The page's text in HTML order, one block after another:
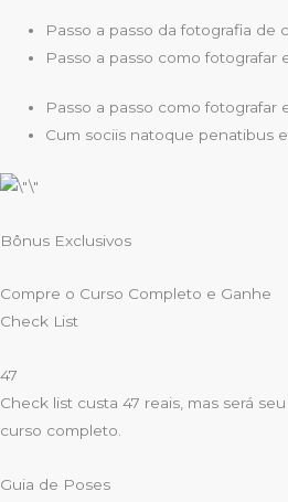
Passo a passo da fotografia de
Passo a passo como fotografar
Passo a passo como fotografar
Cum sociis natoque penatibus
Bônus Exclusivos
Compre o Curso Completo e Ganhe
Check List
47
Check list custa 47 reais, mas será
curso completo.
Guia de Poses